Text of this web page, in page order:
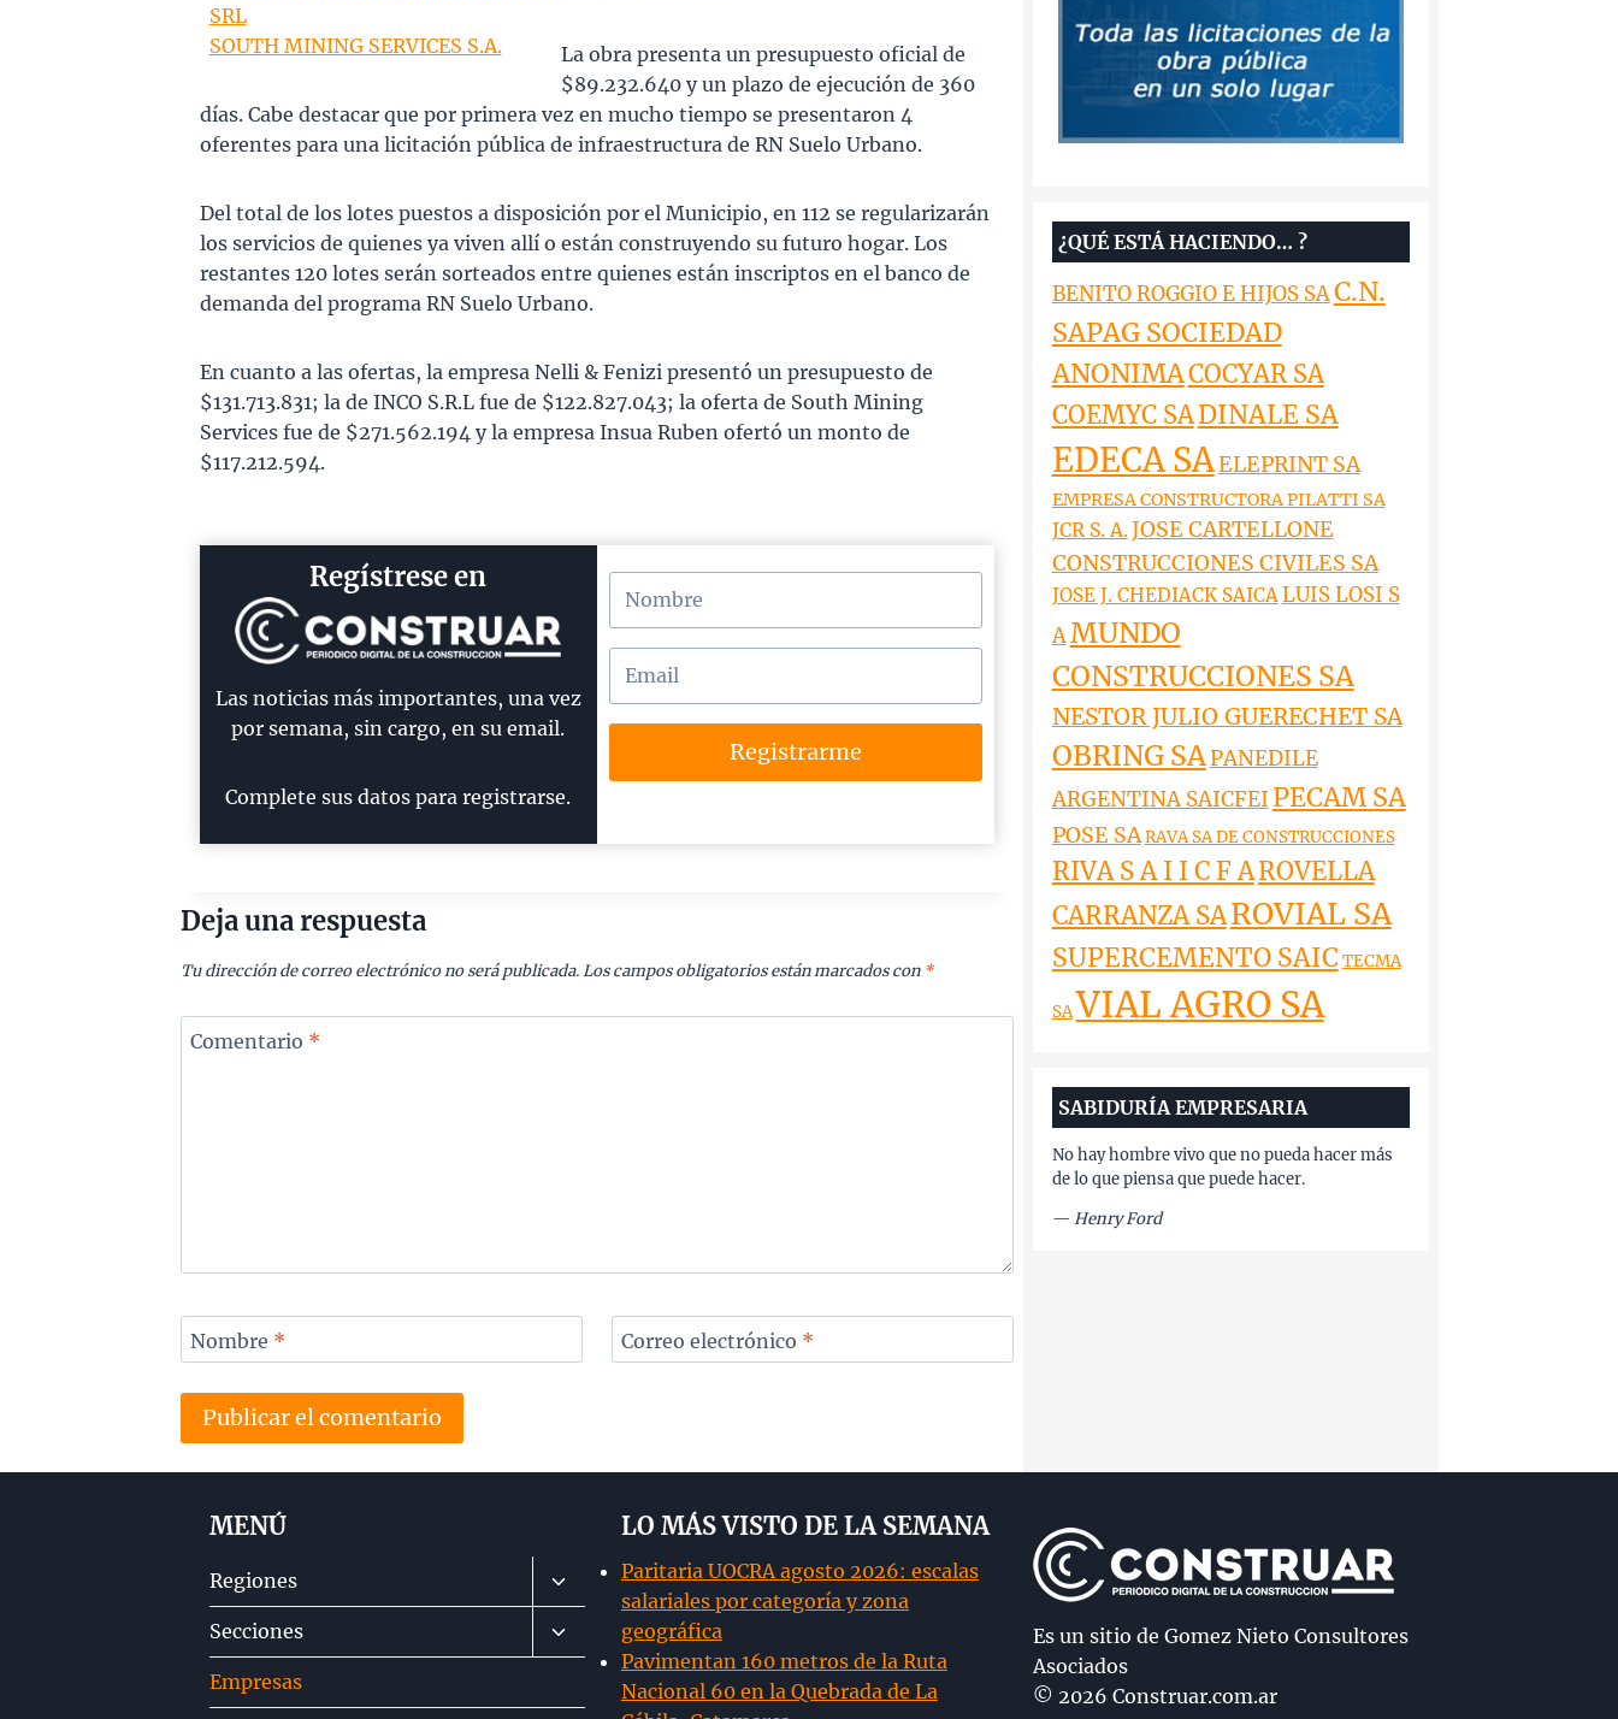
SRL
SOUTH MINING SERVICES S.A.
La obra presenta un presupuesto oficial de
$89.232.640 y un plazo de ejecución de 360
días. Cabe destacar que por primera vez en mucho tiempo se presentaron 4
oferentes para una licitación pública de infraestructura de RN Suelo Urbano.
Del total de los lotes puestos a disposición por el Municipio, en 112 se regularizarán
los servicios de quienes ya viven allí o están construyendo su futuro hogar. Los
restantes 120 lotes serán sorteados entre quienes están inscriptos en el banco de
demanda del programa RN Suelo Urbano.
En cuanto a las ofertas, la empresa Nelli & Fenizi presentó un presupuesto de
$131.713.831; la de INCO S.R.L fue de $122.827.043; la oferta de South Mining
Services fue de $271.562.194 y la empresa Insua Ruben ofertó un monto de
$117.212.594.
Regístrese en
Las noticias más importantes, una vez
por semana, sin cargo, en su email.
Complete sus datos para registrarse.
Registrarme
Deja una respuesta
Tu dirección de correo electrónico no será publicada. Los campos obligatorios están marcados con *
Comentario *
Nombre * Correo electrónico *
¿QUÉ ESTÁ HACIENDO… ?
BENITO ROGGIO E HIJOS SAC.N.
SAPAG SOCIEDAD
ANONIMACOCYAR SA
COEMYC SADINALE SA
EDECA SAELEPRINT SA
EMPRESA CONSTRUCTORA PILATTI SA
JCR S. A.JOSE CARTELLONE
CONSTRUCCIONES CIVILES SA
JOSE J. CHEDIACK SAICALUIS LOSI S
AMUNDO
CONSTRUCCIONES SA
NESTOR JULIO GUERECHET SA
OBRING SAPANEDILE
ARGENTINA SAICFEI PECAM SA
POSE SARAVA SA DE CONSTRUCCIONES
RIVA S A I I C F AROVELLA
CARRANZA SAROVIAL SA
SUPERCEMENTO SAIC TECMA
SAVIAL AGRO SA
SABIDURÍA EMPRESARIA
No hay hombre vivo que no pueda hacer más
de lo que piensa que puede hacer.
— Henry Ford
MENÚ
Regiones
Alternar
menú
hijo
Secciones
Alternar
menú
Empresas
LO MÁS VISTO DE LA SEMANA
Paritaria UOCRA agosto 2026: escalas
salariales por categoría y zona
geográfica
Pavimentan 160 metros de la Ruta
Nacional 60 en la Quebrada de La
Es un sitio de Gomez Nieto Consultores
Asociados
© 2026 Construar.com.ar